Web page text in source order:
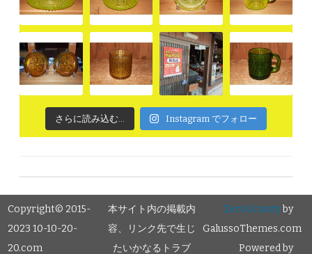
さらに読み込む... Instagram でフォロー
Copyright© 2015-
2023 10-10-20-
20.com
本サイト内の掲載内
容、リンク先で生じ
たいかなるトラブ
ZeroGravityby
GalussoThemes.com
Powered by